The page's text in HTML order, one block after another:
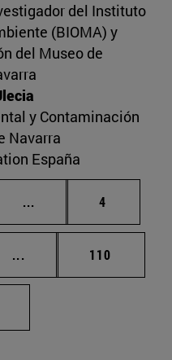
del Instituto
(BIOMA) y
del Museo de
y Contaminación
Navarra
España
... Páginas intermedias
Página
4
... Páginas intermedias
Página
110